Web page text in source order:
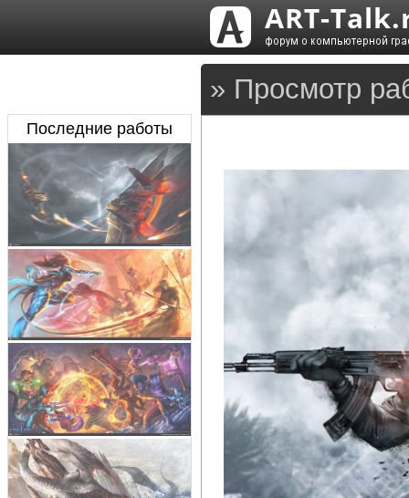
» Просмотр
Последние работы